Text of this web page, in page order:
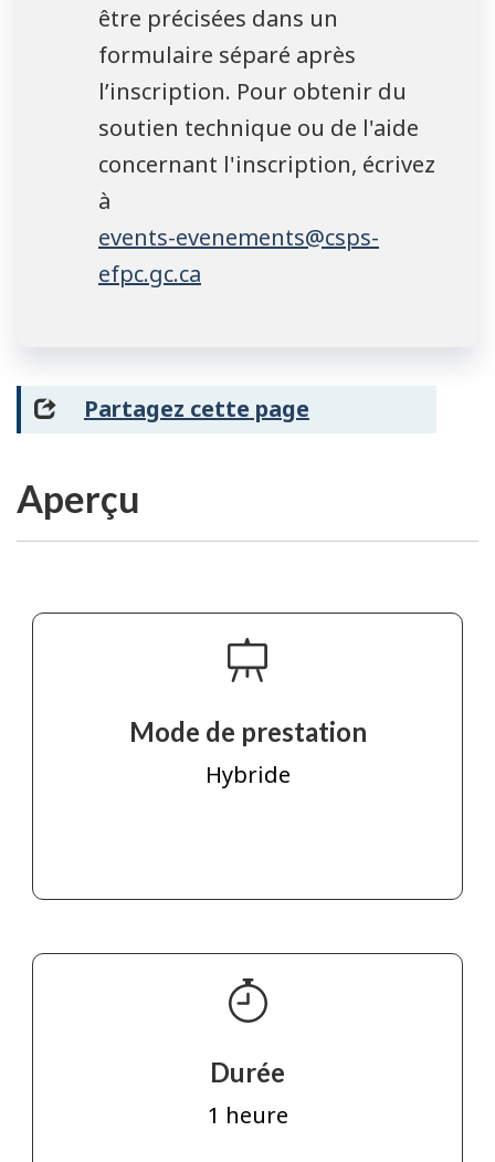
être précisées dans un
formulaire séparé après
l’inscription. Pour obtenir du
soutien technique ou de l'aide
concernant l'inscription, écrivez
à
events-evenements@csps-
efpc.gc.ca
Partagez cette page
Aperçu
Mode de prestation
Hybride
Durée
1 heure